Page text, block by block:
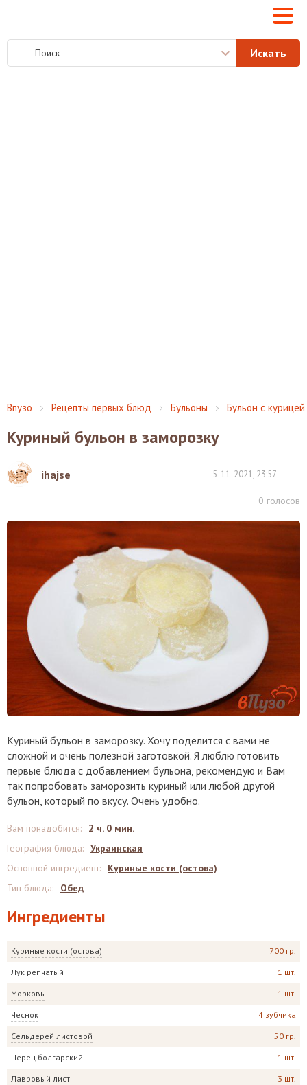
Впузо Рецепты первых блюд Бульоны Бульон с курицей
Куриный бульон в заморозку
ihajse 5-11-2021, 23:57
0 голосов
Куриный бульон в заморозку. Хочу поделится с вами не
сложной и очень полезной заготовкой. Я люблю готовить
первые блюда с добавлением бульона, рекомендую и Вам
так попробовать заморозить куриный или любой другой
бульон, который по вкусу. Очень удобно.
Ингредиенты
Куриные кости (остова) 700 гр.
Лук репчатый 1 шт.
Морковь 1 шт.
Чеснок 4 зубчика
Сельдерей листовой 50 гр.
Перец болгарский 1 шт.
Лавровый лист 3 шт.
Вам понадобится:
2 ч. 0 мин.
География блюда: Украинская
Основной ингредиент:
Куриные кости (остова)
Тип блюда: Обед